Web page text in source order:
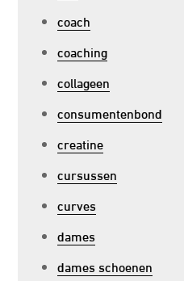
coach
coaching
collageen
consumentenbond
creatine
cursussen
curves
dames
dames schoenen